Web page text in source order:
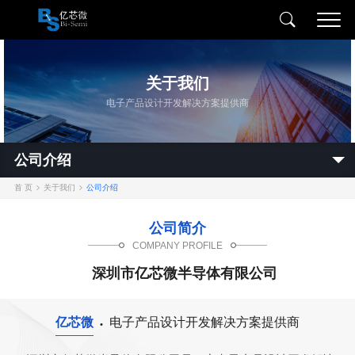
关于我们
电子产品设计开发解决方案提供商
公司介绍
首 页 关于我们 公司介绍
公司简介
COMPANY PROFILE
深圳市亿芯微半导体有限公司
亿芯微 电子产品设计开发解决方案提供商